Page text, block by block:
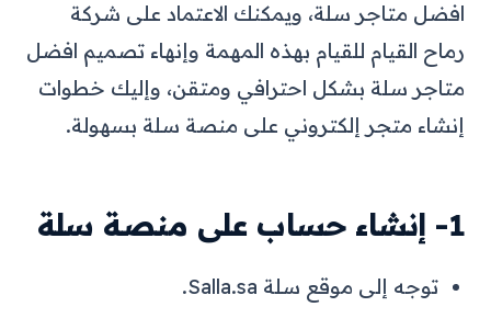
افضل متاجر سلة، ويمكنك الاعتماد على شركة
رماح القيام للقيام بهذه المهمة وإنهاء تصميم افضل
متاجر سلة بشكل احترافي ومتقن، وإليك خطوات
إنشاء متجر إلكتروني على منصة سلة بسهولة.
1- إنشاء حساب على منصة سلة
توجه إلى موقع سلة Salla.sa.